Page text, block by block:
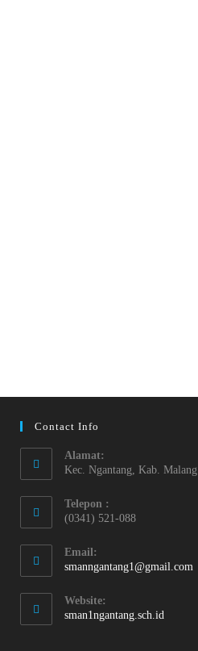
Contact Info
Alamat:
Kec. Ngantang, Kab. Malang
Telepon :
(0341) 521-088
Email:
smanngantang1@gmail.com
Website:
sman1ngantang.sch.id